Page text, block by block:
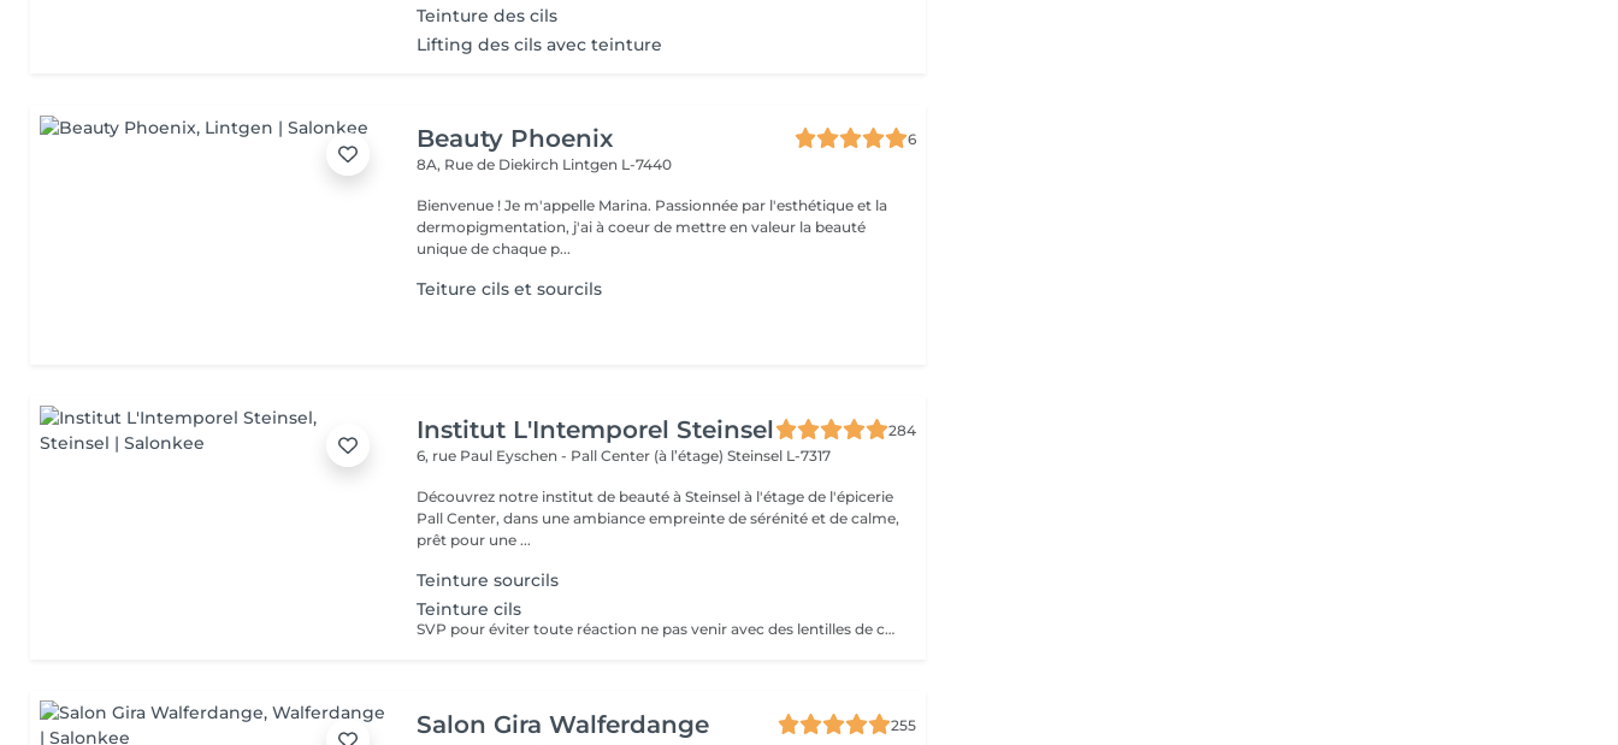
Teinture des cils
Lifting des cils avec teinture
Beauty Phoenix
6
8A, Rue de Diekirch Lintgen L-7440
Bienvenue ! Je m'appelle Marina. Passionnée par l'esthétique et la
dermopigmentation, j'ai à coeur de mettre en valeur la beauté
unique de chaque p...
Teiture cils et sourcils
Institut L'Intemporel Steinsel
284
6, rue Paul Eyschen - Pall Center (à l’étage)Steinsel L-7317
Découvrez notre institut de beauté à Steinsel à l'étage de l'épicerie
Pall Center, dans une ambiance empreinte de sérénité et de calme,
prêt pour une ...
Teinture sourcils
Teinture cils
SVP pour éviter toute réaction ne pas venir avec des lentilles de contact ou prévoir le nécessaire pour les retirer avant la prestation
Salon Gira Walferdange
255